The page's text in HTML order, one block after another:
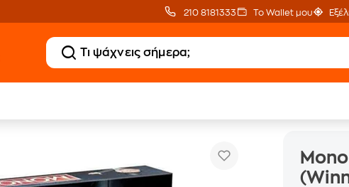
210 8181333 Το Wallet μου